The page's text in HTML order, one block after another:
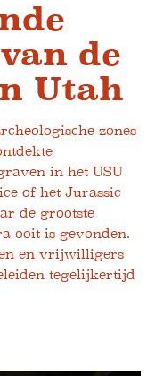
de
Utah
zones
in het USU
of het Jurassic
de grootste
ooit is gevonden.
en vrijwilligers
tegelijkertijd